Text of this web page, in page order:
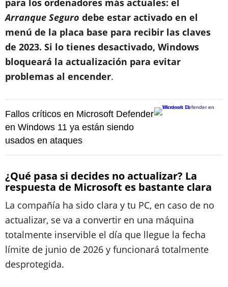
para los ordenadores más actuales: el
Arranque Seguro debe estar activado en el
menú de la placa base para recibir las claves
de 2023. Si lo tienes desactivado, Windows
bloqueará la actualización para evitar
problemas al encender.
Fallos críticos en Microsoft Defender
en Windows 11 ya están siendo
usados en ataques
¿Qué pasa si decides no actualizar? La
respuesta de Microsoft es bastante clara
La compañía ha sido clara y tu PC, en caso de no
actualizar, se va a convertir en una máquina
totalmente inservible el día que llegue la fecha
límite de junio de 2026 y funcionará totalmente
desprotegida.